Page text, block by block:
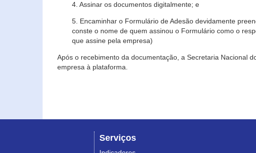
4. Assinar os documentos digitalmente; e
5. Encaminhar o Formulário de Adesão devidamente
conste o nome de quem assinou o Formulário como o
que assine pela empresa)
Após o recebimento da documentação, a Secretaria Nacional
empresa à plataforma.
Serviços